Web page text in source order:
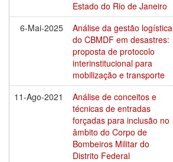
Estado do Rio de Janeiro
6-Mai-2025
Análise da gestão logística
do CBMDF em desastres:
proposta de protocolo
interinstitucional para
mobilização e transporte
11-Ago-2021
Análise de conceitos e
técnicas de entradas
forçadas para inclusão no
âmbito do Corpo de
Bombeiros Militar do
Distrito Federal